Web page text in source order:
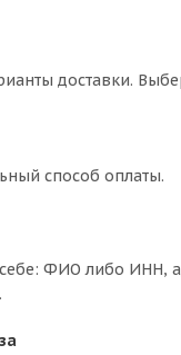
доставки.
способ оплаты.
ФИО либо ИНН,